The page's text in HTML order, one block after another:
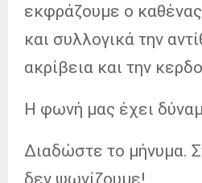
εκφράζουμε ο
και συλλογικά την
ακρίβεια και την
Η φωνή μας έχει
Διαδώστε το μήνυμα.
δεν ψωνίζουμε!